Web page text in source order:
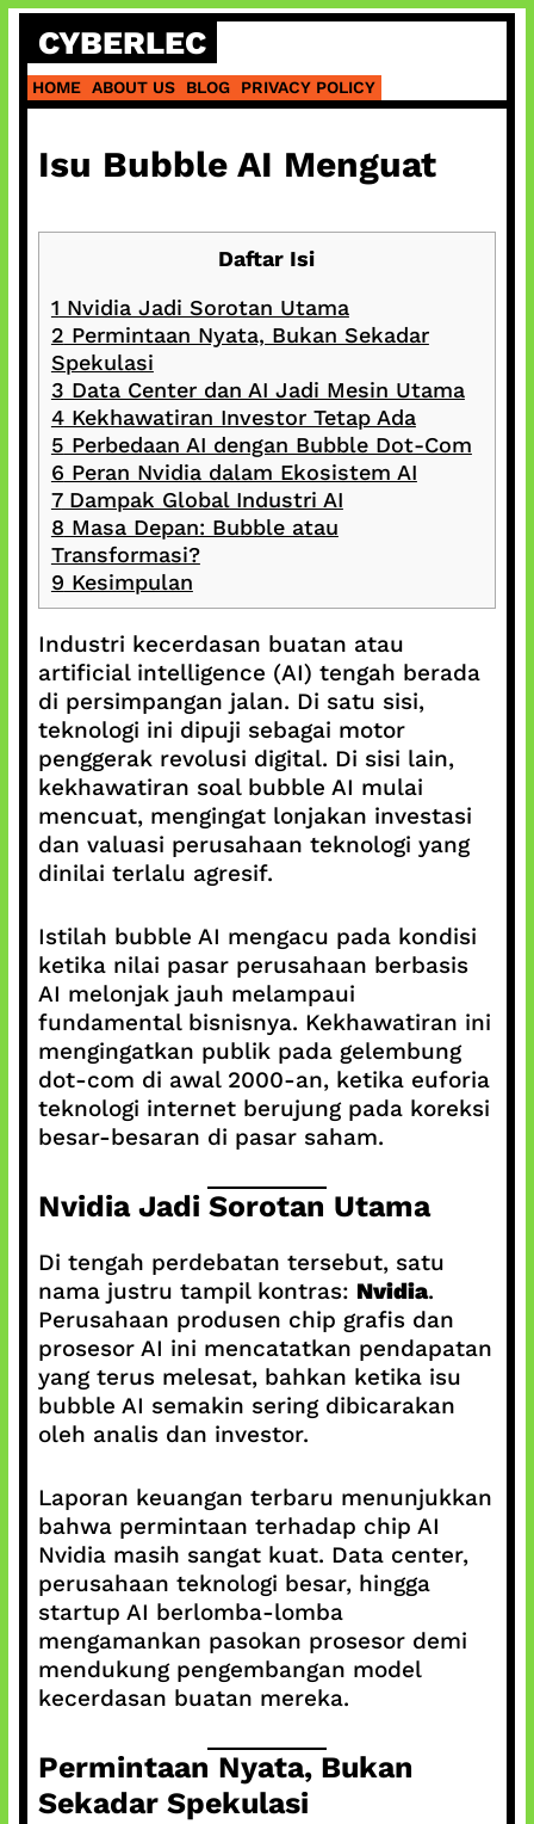
Skip
content
CYBERLEC
HOME ABOUT US BLOG PRIVACY POLICY
Isu Bubble AI Menguat
Daftar Isi
1 Nvidia Jadi Sorotan Utama
2 Permintaan Nyata, Bukan Sekadar
Spekulasi
3 Data Center dan AI Jadi Mesin Utama
4Kekhawatiran Investor Tetap Ada
5 Perbedaan AI dengan Bubble Dot-Com
6 Peran Nvidia dalam Ekosistem AI
7Dampak Global Industri AI
8 Masa Depan: Bubble atau
Transformasi?
9 Kesimpulan
Industri kecerdasan buatan atau
artificial intelligence (AI) tengah berada
di persimpangan jalan. Di satu sisi,
teknologi ini dipuji sebagai motor
penggerak revolusi digital. Di sisi lain,
kekhawatiran soal bubble AI mulai
mencuat, mengingat lonjakan investasi
dan valuasi perusahaan teknologi yang
dinilai terlalu agresif.
Istilah bubble AI mengacu pada kondisi
ketika nilai pasar perusahaan berbasis
AI melonjak jauh melampaui
fundamental bisnisnya. Kekhawatiran ini
mengingatkan publik pada gelembung
dot-com di awal 2000-an, ketika euforia
teknologi internet berujung pada koreksi
besar-besaran di pasar saham.
Nvidia Jadi Sorotan Utama
Di tengah perdebatan tersebut, satu
nama justru tampil kontras: Nvidia.
Perusahaan produsen chip grafis dan
prosesor AI ini mencatatkan pendapatan
yang terus melesat, bahkan ketika isu
bubble AI semakin sering dibicarakan
oleh analis dan investor.
Laporan keuangan terbaru menunjukkan
bahwa permintaan terhadap chip AI
Nvidia masih sangat kuat. Data center,
perusahaan teknologi besar, hingga
startup AI berlomba-lomba
mengamankan pasokan prosesor demi
mendukung pengembangan model
kecerdasan buatan mereka.
Permintaan Nyata, Bukan
Sekadar Spekulasi